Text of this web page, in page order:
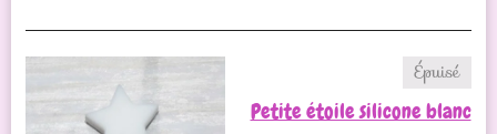
Épuisé
Petite étoile silicone blanc